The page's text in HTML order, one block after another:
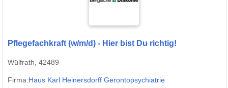
Pflegefachkraft (w/m/d) - Hier bist Du richtig!
Wülfrath, 42489
Firma:Haus Karl Heinersdorff Gerontopsychiatrie